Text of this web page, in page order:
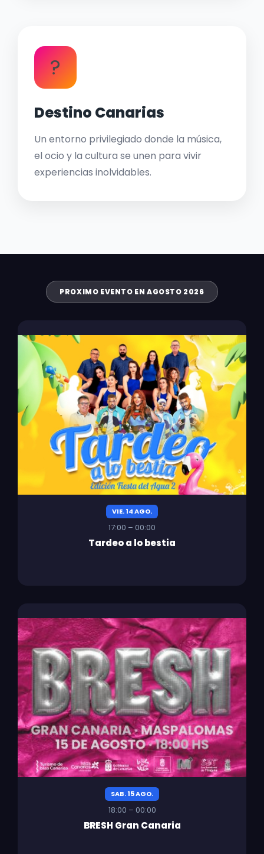
?
Destino Canarias
Un entorno privilegiado donde la música,
el ocio y la cultura se unen para vivir
experiencias inolvidables.
PROXIMO EVENTO EN AGOSTO 2026
VIE. 14 AGO.
17:00 – 00:00
Tardeo a lo bestia
SAB. 15 AGO.
18:00 – 00:00
BRESH Gran Canaria